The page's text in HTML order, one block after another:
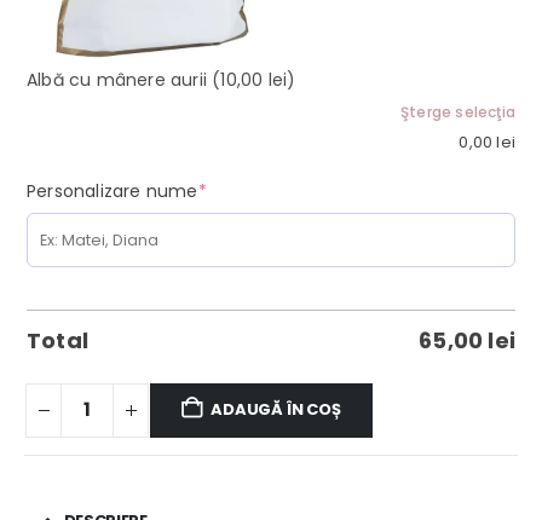
Albă cu mânere aurii (10,00 lei)
Şterge selecţia
0,00lei
Personalizare nume*(required)
Total 65,00 lei
ADAUGĂ ÎN COȘ